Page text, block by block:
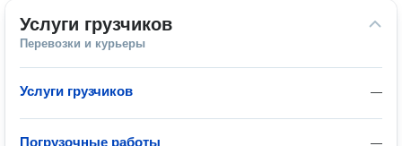
Услуги грузчиков
Перевозки и курьеры
—
Услуги грузчиков
—
Погрузочные работы